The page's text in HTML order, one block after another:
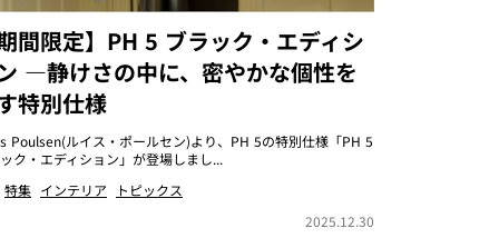
期間限定】PH 5 ブラック・エディシ
―静けさの中に、密やかな個性を
特別仕様
Poulsen(ルイス・ポールセン)より、PH 5の特別仕様「PH 5
ク・エディション」が登場しまし...
特集 インテリア
トピックス
2025.12.30